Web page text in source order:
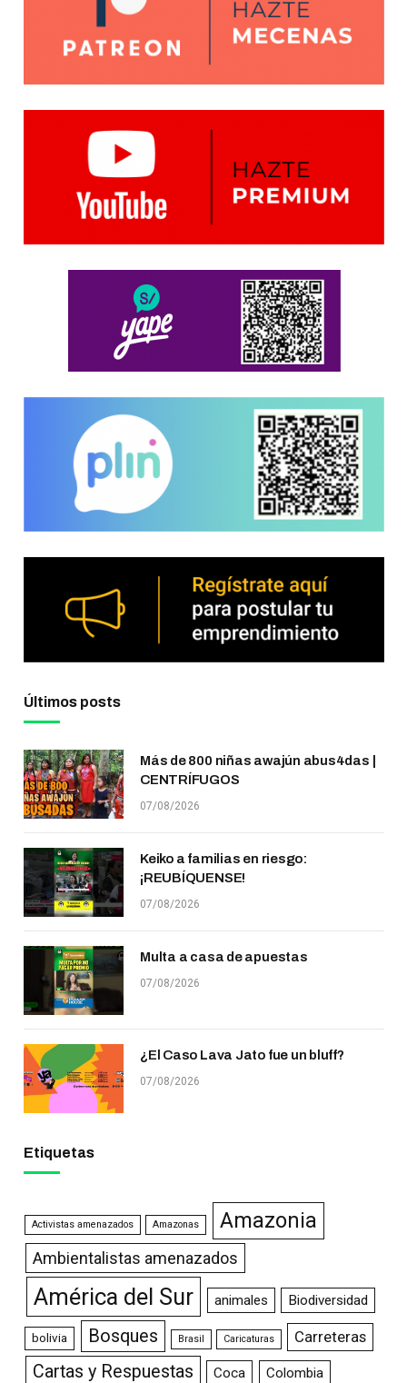
Últimos posts
Más de 800 niñas awajún abus4das |
CENTRÍFUGOS
07/08/2026
Keiko a familias en riesgo:
¡REUBÍQUENSE!
07/08/2026
Multa a casa de apuestas
07/08/2026
¿El Caso Lava Jato fue un bluff?
07/08/2026
Etiquetas
Activistas amenazados Amazonas Amazonia
Ambientalistas amenazados
América del Sur animales Biodiversidad
bolivia Bosques Brasil Caricaturas Carreteras
Cartas y Respuestas Coca Colombia